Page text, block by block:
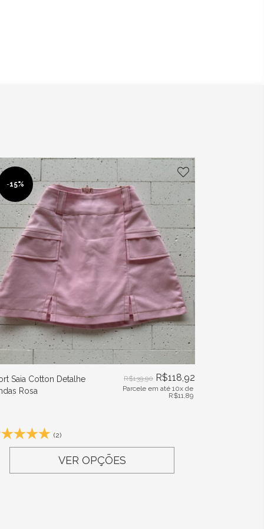
-15%
Saia Cotton Detalhe
Rosa
R$139,90 R$118,92
Parcele em até 10x de
R$11,89
(2)
VER OPÇÕES